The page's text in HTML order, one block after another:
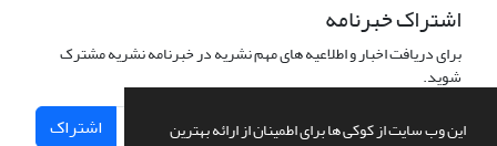
این وب سایت از کوکی ها برای اطمینان از ارائه بهترین
اشتراک خبرنامه
برای دریافت اخبار و اطلاعیه های مهم نشریه در خبرنامه نشریه مشترک
شوید.
اشتراک